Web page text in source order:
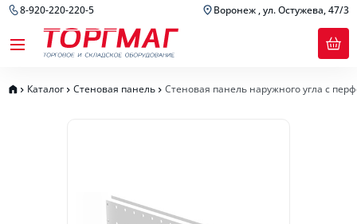
8-920-220-220-5 Воронеж , ул. Остужева, 47/3
Каталог Стеновая панель Стеновая панель наружного угла с